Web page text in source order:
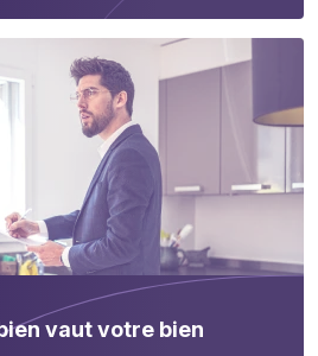
vaut votre bien